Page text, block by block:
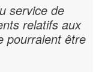
service de
relatifs aux
pourraient être